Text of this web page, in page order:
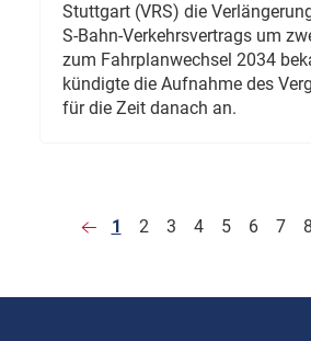
Stuttgart (VRS) die
S-Bahn-Verkehrsvertrags um
zum Fahrplanwechsel 2034
kündigte die Aufnahme des
für die Zeit danach an.
1 2 3 4 5 6 7 8